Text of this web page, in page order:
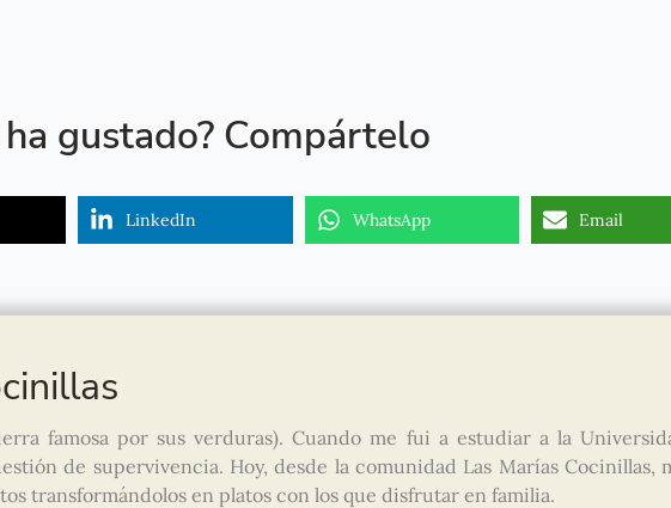
ha gustado? Compártelo
LinkedIn WhatsApp Email
famosa por sus verduras). Cuando me fui a estudiar a la
de supervivencia. Hoy, desde la comunidad Las Marías Cocinillas,
transformándolos en platos con los que disfrutar en familia.